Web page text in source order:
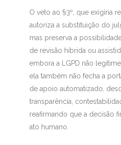
O veto ao §3º, que exigiria
autoriza a substituição do
mas preserva a
de revisão híbrida ou
embora a LGPD não
ela também não fecha a
de apoio automatizado,
transparência,
reafirmando que a decisão
ato humano.